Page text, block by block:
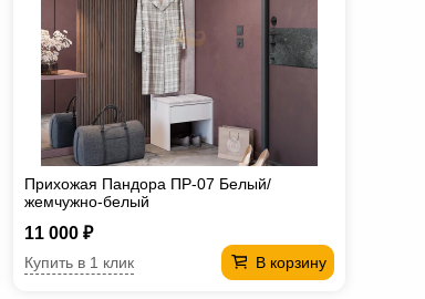
Прихожая Пандора ПР-07 Белый/
жемчужно-белый
11 000 ₽
В корзину
Купить в 1 клик